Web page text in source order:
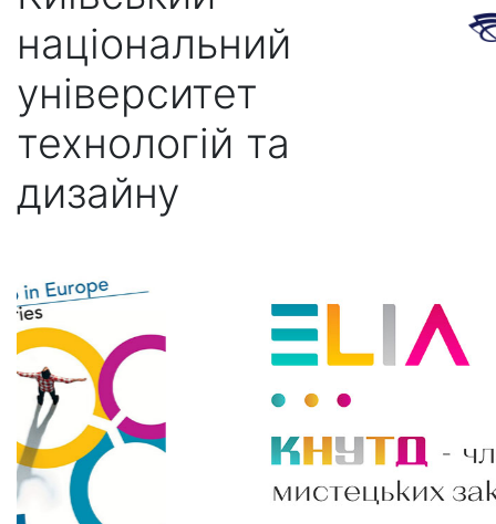
національний
університет
технологій та
дизайну